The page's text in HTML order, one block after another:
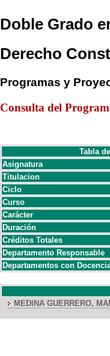
Doble Grado
Derecho
Programas y
Consulta del
Tabla
Asignatura
Titulacion
Ciclo
Curso
Carácter
Duración
Créditos Totales
Departamento Responsable
Departamentos con
MEDINA GUERRERO,